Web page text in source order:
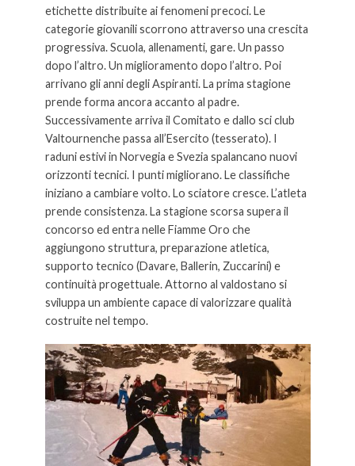
etichette distribuite ai fenomeni precoci. Le
categorie giovanili scorrono attraverso una crescita
progressiva. Scuola, allenamenti, gare. Un passo
dopo l’altro. Un miglioramento dopo l’altro. Poi
arrivano gli anni degli Aspiranti. La prima stagione
prende forma ancora accanto al padre.
Successivamente arriva il Comitato e dallo sci club
Valtournenche passa all’Esercito (tesserato). I
raduni estivi in Norvegia e Svezia spalancano nuovi
orizzonti tecnici. I punti migliorano. Le classifiche
iniziano a cambiare volto. Lo sciatore cresce. L’atleta
prende consistenza. La stagione scorsa supera il
concorso ed entra nelle Fiamme Oro che
aggiungono struttura, preparazione atletica,
supporto tecnico (Davare, Ballerin, Zuccarini) e
continuità progettuale. Attorno al valdostano si
sviluppa un ambiente capace di valorizzare qualità
costruite nel tempo.